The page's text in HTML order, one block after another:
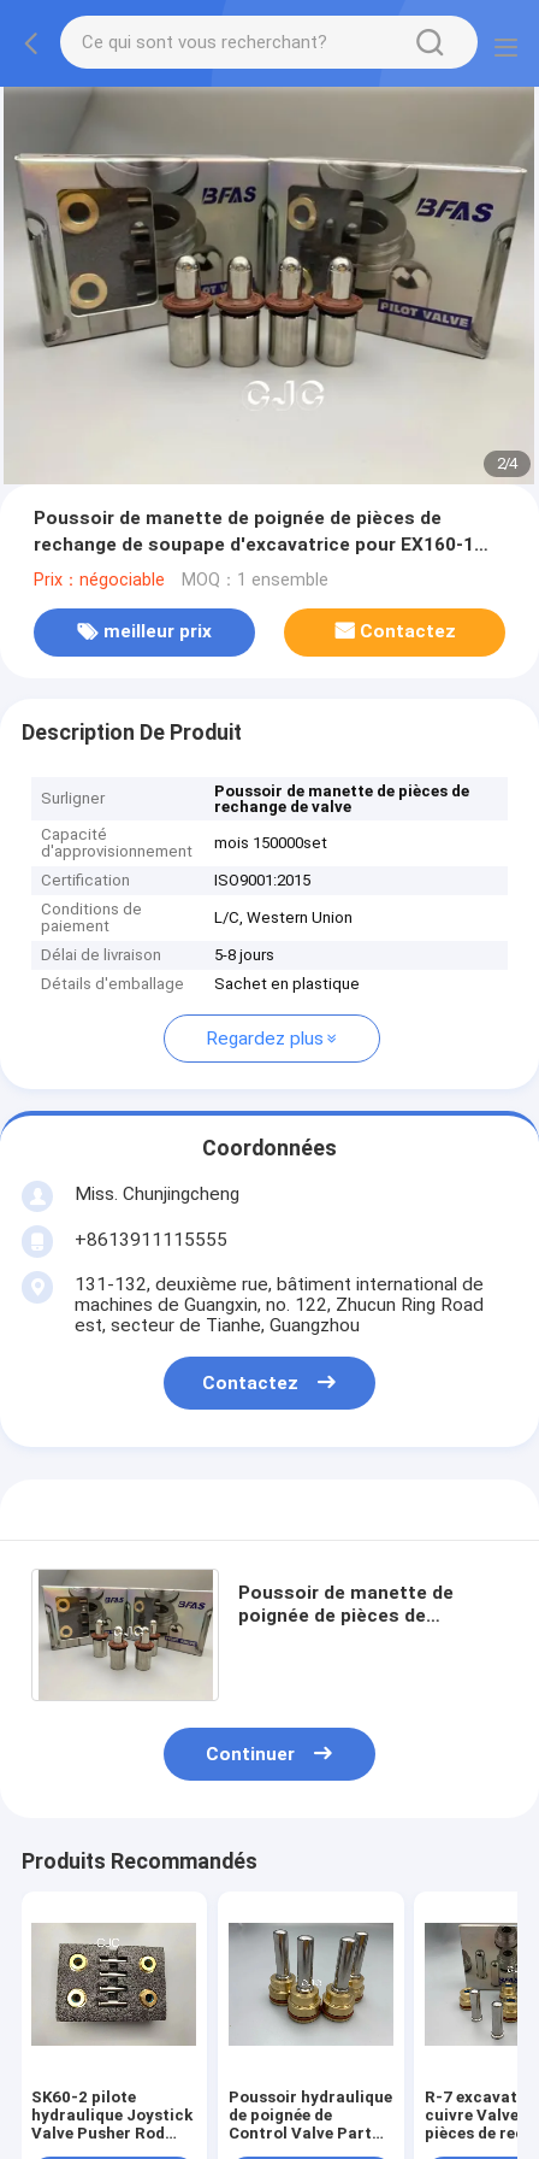
2/4
Poussoir de manette de poignée de pièces de
rechange de soupape d'excavatrice pour EX160-1
EX200-1
Prix：négociable MOQ：1 ensemble
meilleur prix Contactez
Description De Produit
Surligner
Poussoir de manette de pièces de
rechange de valve
Capacité
d'approvisionnement
mois 150000set
Certification
ISO9001:2015
Conditions de
paiement
L/C, Western Union
Délai de livraison
5-8 jours
Détails d'emballage
Sachet en plastique
Regardez plus
Coordonnées
Miss. Chunjingcheng
+8613911115555
131-132, deuxième rue, bâtiment international de
machines de Guangxin, no. 122, Zhucun Ring Road
est, secteur de Tianhe, Guangzhou
Contactez
Poussoir de manette de
poignée de pièces de
Continuer
Produits Recommandés
SK60-2 pilote
hydraulique Joystick
Valve Pusher Rod
Poussoir hydraulique
de poignée de
Control Valve Part
R-7
cuivre Valve
pièces de